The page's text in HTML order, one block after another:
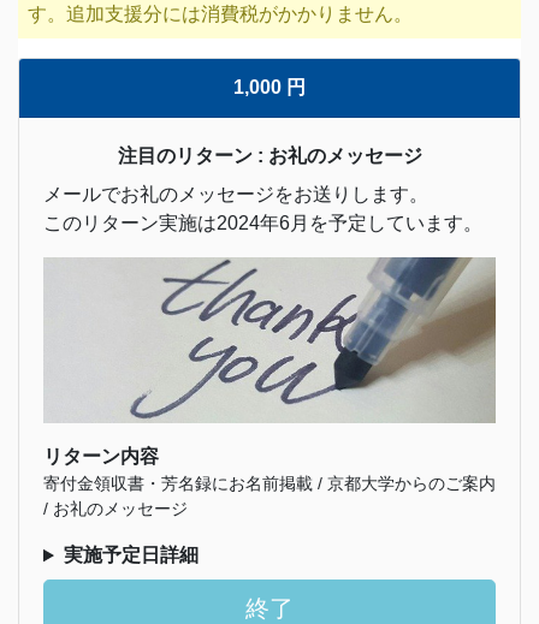
す。追加支援分には消費税がかかりません。
1,000 円
注目のリターン : お礼のメッセージ
メールでお礼のメッセージをお送りします。
このリターン実施は2024年6月を予定しています。
リターン内容
寄付金領収書・芳名録にお名前掲載 / 京都大学からのご案内
/ お礼のメッセージ
実施予定日詳細
終了